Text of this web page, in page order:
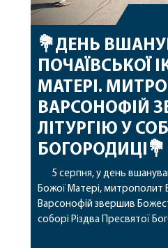
💐ДЕНЬ
ПОЧАЇВСЬКОЇ
МАТЕРІ.
ВАРСОНОФІЙ
ЛІТУРГІЮ У
БОГОРОДИЦІ💐
5 серпня, у день
Божої Матері, митрополит
Варсонофій звершив
соборі Різдва Пресвятої
Його